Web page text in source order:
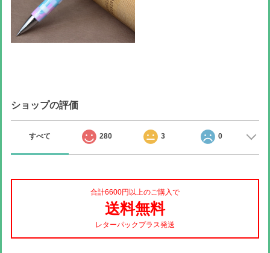
ショップの評価
すべて 280 3 0
合計6600円以上のご購入で
送料無料
レターパックプラス発送